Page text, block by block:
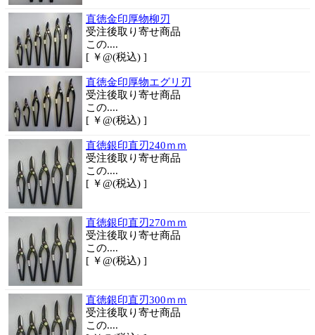
直徳金印厚物柳刃
受注後取り寄せ商品
この....
[ ￥@(税込) ]
直徳金印厚物エグリ刃
受注後取り寄せ商品
この....
[ ￥@(税込) ]
直徳銀印直刃240ｍｍ
受注後取り寄せ商品
この....
[ ￥@(税込) ]
直徳銀印直刃270ｍｍ
受注後取り寄せ商品
この....
[ ￥@(税込) ]
直徳銀印直刃300ｍｍ
受注後取り寄せ商品
この....